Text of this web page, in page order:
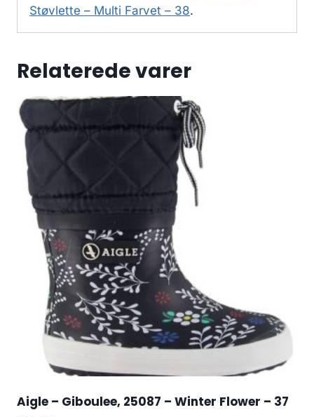
Støvlette – Multi Farvet – 38.
Relaterede varer
Aigle – Giboulee, 25087 – Winter Flower – 37